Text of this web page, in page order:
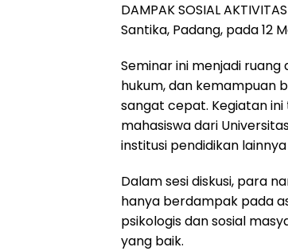
DAMPAK SOSIAL
Santika, Padang, pada 12
Seminar ini menjadi
hukum, dan kemampuan
sangat cepat. Kegiatan
mahasiswa dari
institusi pendidikan
Dalam sesi diskusi, para
hanya berdampak pada
psikologis dan sosial
yang baik.